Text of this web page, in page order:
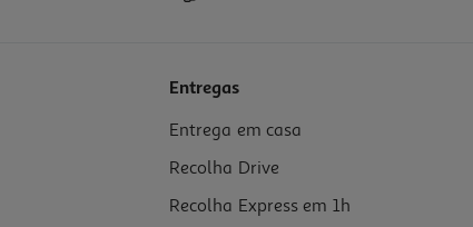
500g
Entregas
Entrega em casa
Recolha Drive
Recolha Express em 1h